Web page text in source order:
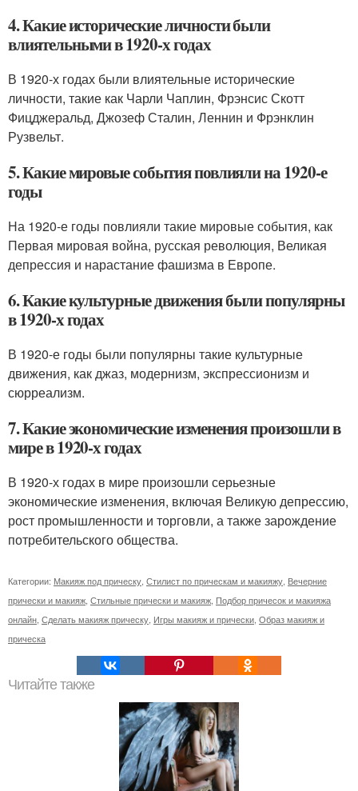
4. Какие исторические личности были
влиятельными в 1920-х годах
В 1920-х годах были влиятельные исторические
личности, такие как Чарли Чаплин, Фрэнсис Скотт
Фицджеральд, Джозеф Сталин, Леннин и Фрэнклин
Рузвельт.
5. Какие мировые события повлияли на 1920-е
годы
На 1920-е годы повлияли такие мировые события, как
Первая мировая война, русская революция, Великая
депрессия и нарастание фашизма в Европе.
6. Какие культурные движения были популярны
в 1920-х годах
В 1920-е годы были популярны такие культурные
движения, как джаз, модернизм, экспрессионизм и
сюрреализм.
7. Какие экономические изменения произошли в
мире в 1920-х годах
В 1920-х годах в мире произошли серьезные
экономические изменения, включая Великую депрессию,
рост промышленности и торговли, а также зарождение
потребительского общества.
Категории: Макияж под прическу Стилист по прическам и макияжу Вечерние
прически и макияж Стильные прически и макияж Подбор причесок и макияжа
онлайн Сделать макияж прическу Игры макияж и прически Образ макияж и
прическа
Читайте также